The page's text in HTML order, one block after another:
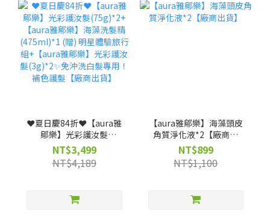
❤️夏日慶84折❤️【aura雅
鄔樂】光彩護汝髮
(75g)*2+【aura雅鄔樂】
海藻洗髮精 (475ml)*1
(贈) 明星體驗旅行組+
用！補色護髮【廠商出
NT$3,499
NT$4,189
【aura雅鄔樂】海藻頭皮
角質淨化液*2【廠商出
貨】
NT$899
NT$1,100